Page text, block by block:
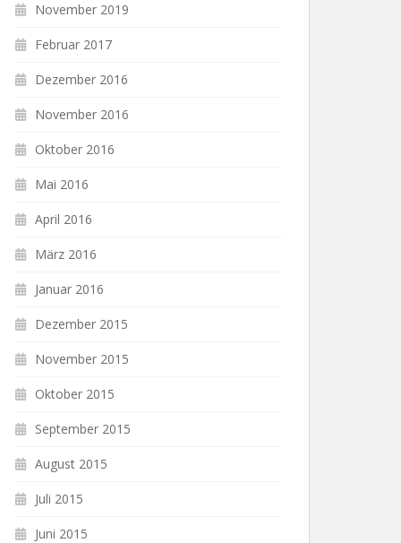
November 2019
Februar 2017
Dezember 2016
November 2016
Oktober 2016
Mai 2016
April 2016
März 2016
Januar 2016
Dezember 2015
November 2015
Oktober 2015
September 2015
August 2015
Juli 2015
Juni 2015